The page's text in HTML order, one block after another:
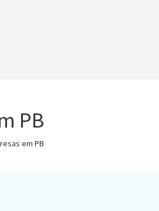
PB
em PB